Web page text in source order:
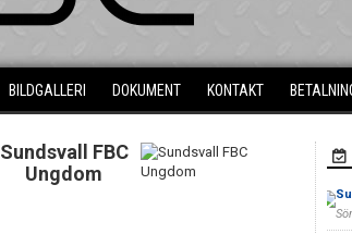
BILDGALLERI DOKUMENT KONTAKT
Sundsvall FBC
Ungdom